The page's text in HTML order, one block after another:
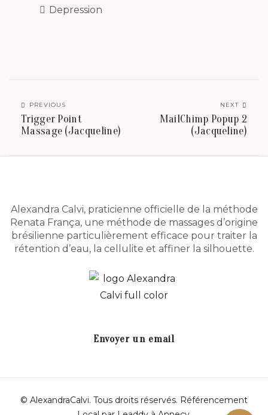
Depression
PREVIOUS
Trigger Point
Massage (Jacqueline)
NEXT
MailChimp Popup 2
(Jacqueline)
Alexandra Calvi, praticienne officielle de la méthode
Renata França, une méthode de massages d’origine
brésilienne particulièrement efficace pour traiter la
rétention d’eau, la cellulite et affiner la silhouette.
Envoyer un email
© AlexandraCalvi. Tous droits réservés. Référencement